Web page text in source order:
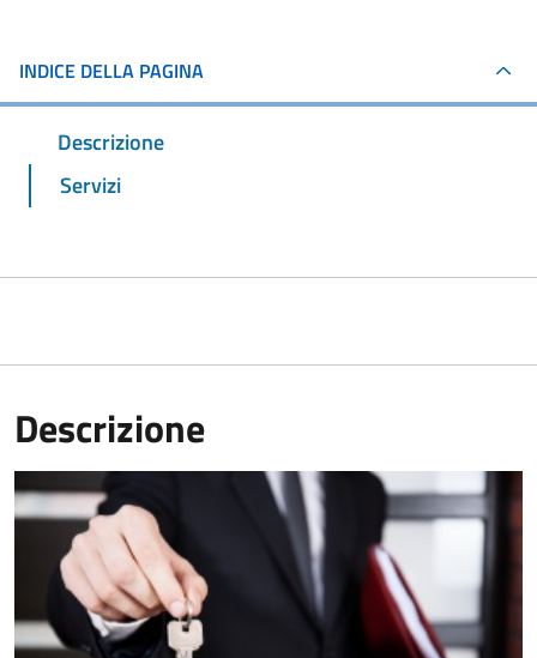
INDICE DELLA PAGINA
Descrizione
Servizi
Descrizione